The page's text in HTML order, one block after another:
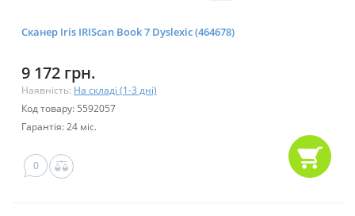
Сканер Iris IRIScan Book 7 Dyslexic (464678)
9 172 грн.
Наявність: На складі (1-3 дні)
Код товару: 5592057
Гарантія: 24 міс.
0